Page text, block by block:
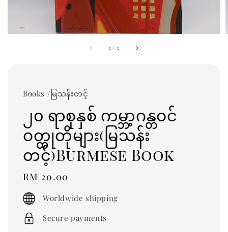
1 / 3
Books /မြသန်းတင့်
၂၀ ရာစုနှစ် ကမ္ဘာ့ဂန္တဝင်
ဝတ္ထုတိုများ(မြသန်း
တင့်)Burmese Book
Regular
price
RM 20.00
Worldwide shipping
Secure payments